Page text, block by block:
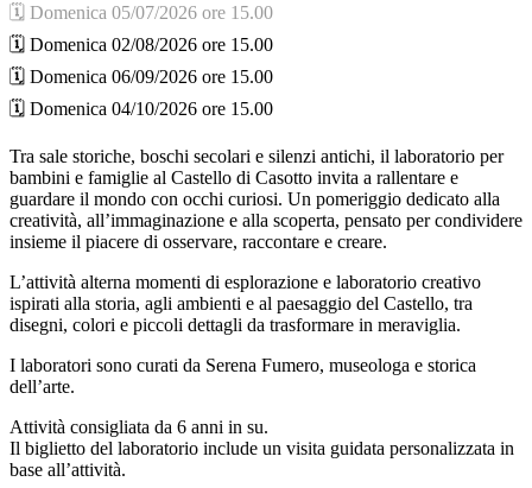
🗓️ Domenica 05/07/2026 ore 15.00
🗓️ Domenica 02/08/2026 ore 15.00
🗓️ Domenica 06/09/2026 ore 15.00
🗓️ Domenica 04/10/2026 ore 15.00
Tra sale storiche, boschi secolari e silenzi antichi, il laboratorio per
bambini e famiglie al Castello di Casotto invita a rallentare e
guardare il mondo con occhi curiosi. Un pomeriggio dedicato alla
creatività, all’immaginazione e alla scoperta, pensato per condividere
insieme il piacere di osservare, raccontare e creare.
L’attività alterna momenti di esplorazione e laboratorio creativo
ispirati alla storia, agli ambienti e al paesaggio del Castello, tra
disegni, colori e piccoli dettagli da trasformare in meraviglia.
I laboratori sono curati da Serena Fumero, museologa e storica
dell’arte.
Attività consigliata da 6 anni in su.
Il biglietto del laboratorio include un visita guidata personalizzata in
base all’attività.